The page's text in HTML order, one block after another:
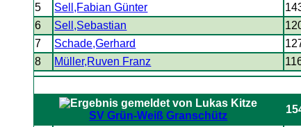
5
Sell,Fabian Günter
6
Sell,Sebastian
7
Schade,Gerhard
8
Müller,Ruven Franz
SV Grün-Weiß Granschütz